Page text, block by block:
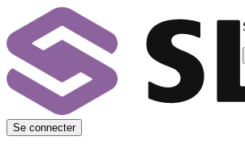
Se connecter